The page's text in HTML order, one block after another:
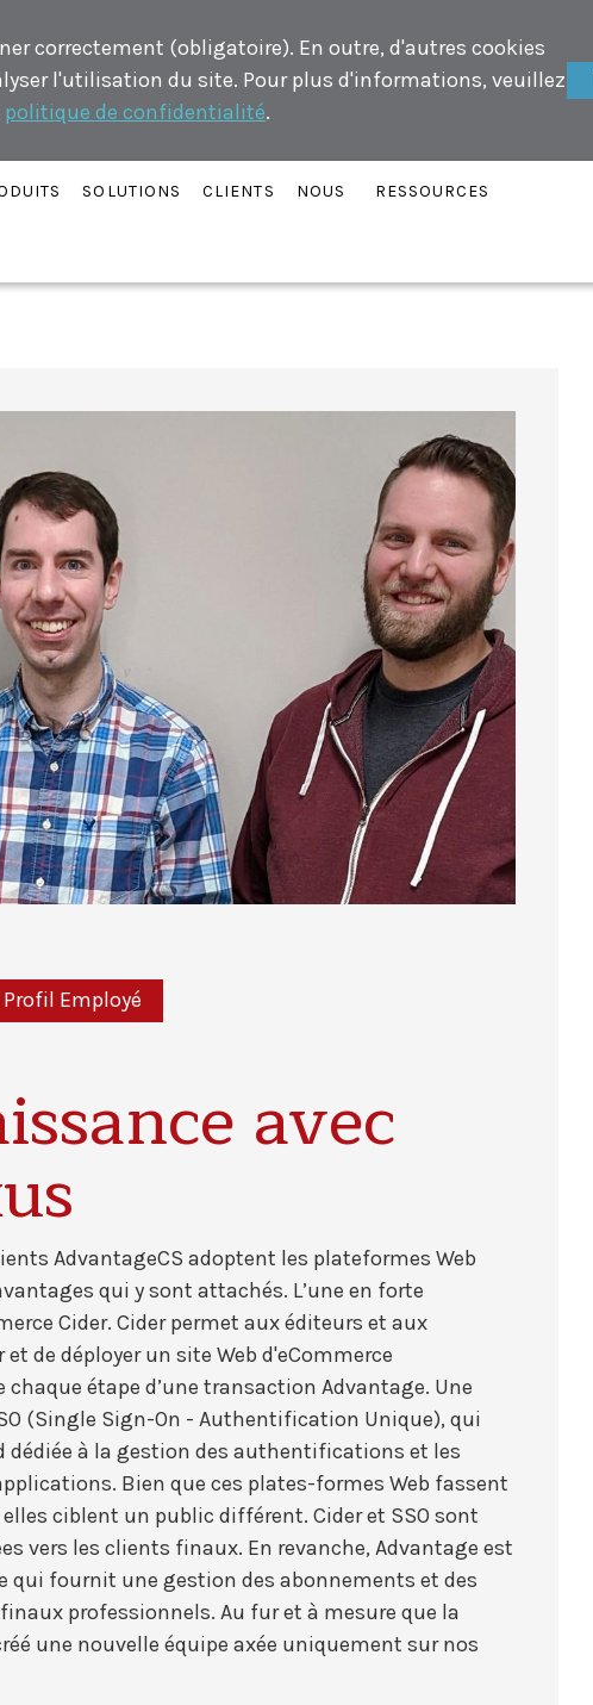
correctement (obligatoire). En outre, d'autres cookies
l'utilisation du site. Pour plus d'informations, veuillez
politique de confidentialité.
SOLUTIONS CLIENTS NOUS RESSOURCES
Profil Employé
avec
AdvantageCS adoptent les plateformes Web
qui y sont attachés. L’une en forte
Cider. Cider permet aux éditeurs et aux
de déployer un site Web d'eCommerce
étape d’une transaction Advantage. Une
(Single Sign-On - Authentification Unique), qui
dédiée à la gestion des authentifications et les
Bien que ces plates-formes Web fassent
ciblent un public différent. Cider et SSO sont
vers les clients finaux. En revanche, Advantage est
qui fournit une gestion des abonnements et des
professionnels. Au fur et à mesure que la
une nouvelle équipe axée uniquement sur nos